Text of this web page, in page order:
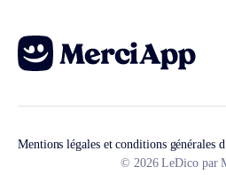
Mentions légales et conditions générales
© 2026 LeDico par